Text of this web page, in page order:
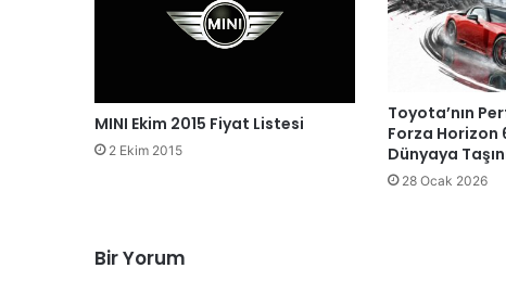
MINI Ekim 2015 Fiyat Listesi
2 Ekim 2015
Toyota’nın
Forza Horizon
Dünyaya
28 Ocak 2026
Bir Yorum